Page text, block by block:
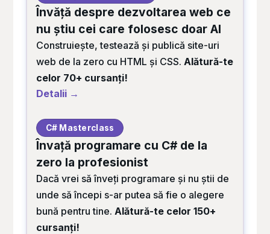
Învăță despre dezvoltarea web ce
nu știu cei care folosesc doar AI
Construiește, testează și publică site-uri
web de la zero cu HTML și CSS. Alătură-te
celor 70+ cursanți!
Detalii →
C# Masterclass
Învață programare cu C# de la
zero la profesionist
Dacă vrei să înveți programare și nu știi de
unde să începi s-ar putea să fie o alegere
bună pentru tine. Alătură-te celor 150+
cursanți!